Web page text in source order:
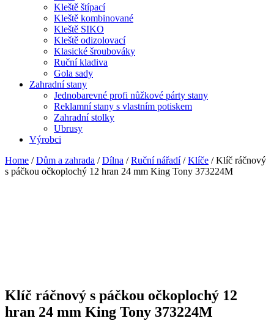
Kleště štípací
Kleště kombinované
Kleště SIKO
Kleště odizolovací
Klasické šroubováky
Ruční kladiva
Gola sady
Zahradní stany
Jednobarevné profi nůžkové párty stany
Reklamní stany s vlastním potiskem
Zahradní stolky
Ubrusy
Výrobci
Home /Dům a zahrada /Dílna /Ruční nářadí/Klíče / Klíč ráčnový
s páčkou očkoplochý 12 hran 24 mm King Tony 373224M
Klíč ráčnový s páčkou očkoplochý 12
hran 24 mm King Tony 373224M